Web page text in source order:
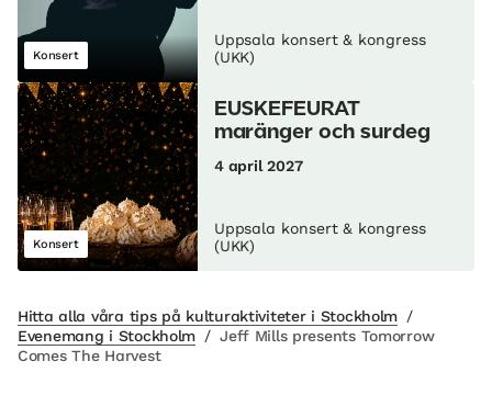
Konsert
Uppsala konsert & kongress
(UKK)
Konsert
EUSKEFEURAT
maränger och surdeg
4 april 2027
Uppsala konsert & kongress
(UKK)
Hitta alla våra tips på kulturaktiviteter i Stockholm /
Evenemang i Stockholm / Jeff Mills presents Tomorrow
Comes The Harvest